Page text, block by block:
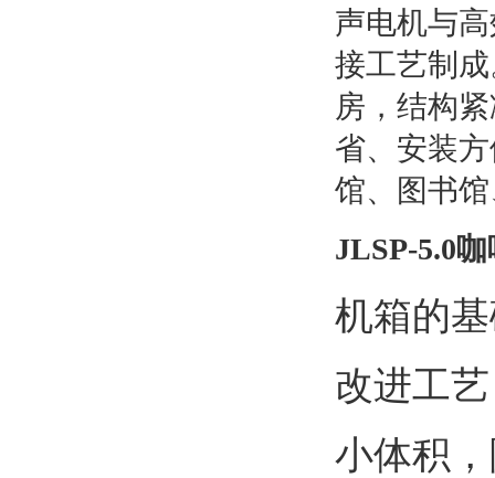
声电机与
接工艺制
房，结构
省、安装
馆、图书
JLSP-5.0
机箱的
改进工
小体积